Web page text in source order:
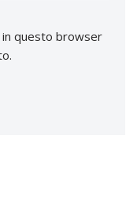
in questo browser